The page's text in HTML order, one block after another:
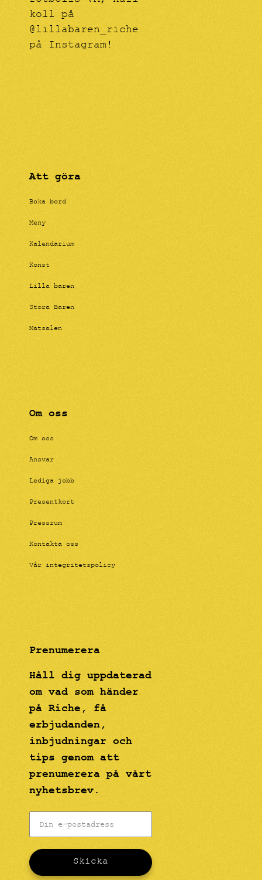
koll på
@lillabaren_riche
på Instagram!
Att göra
Boka bord
Meny
Kalendarium
Konst
Lilla baren
Stora Baren
Matsalen
Om oss
Om oss
Ansvar
Lediga jobb
Presentkort
Pressrum
Kontakta oss
Vår integritetspolicy
Prenumerera
Håll dig uppdaterad
om vad som händer
på Riche, få
erbjudanden,
inbjudningar och
tips genom att
prenumerera på vårt
nyhetsbrev.
Skicka